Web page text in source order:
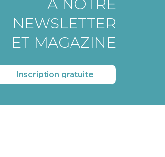
À NOTRE
NEWSLETTER
ET MAGAZINE
Inscription gratuite